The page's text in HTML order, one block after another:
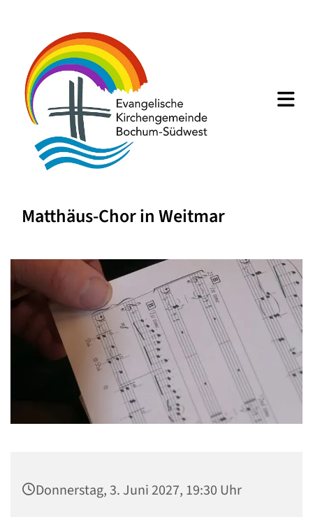
Matthäus-Chor in Weitmar
Donnerstag, 3. Juni 2027, 19:30 Uhr